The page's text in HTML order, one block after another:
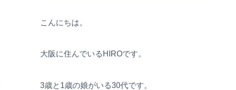
こんにちは。
大阪に住んでいるHIROです。
3歳と1歳の娘がいる30代です。